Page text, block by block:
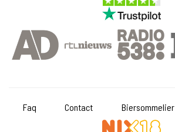
Faq Contact Biersommelier